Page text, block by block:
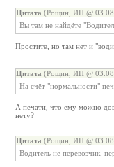
Цитата (Рощин, ИП @
Вы там не найдёте
Простите, но там нет и
Цитата (Рощин, ИП @
На счёт "нормальности"
А печати, что ему можно
нету?
Цитата (Рощин, ИП @
Водитель не перевозчик,